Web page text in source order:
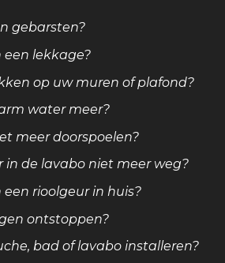
gebarsten?
een lekkage?
op uw muren of plafond?
water meer?
meer doorspoelen?
in de lavabo niet meer weg?
rioolgeur in huis?
ontstoppen?
bad of lavabo installeren?